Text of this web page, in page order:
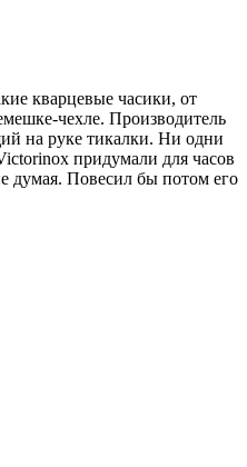
кварцевые часики, от
чехле. Производитель
на руке тикалки. Ни одни
придумали для часов
думая. Повесил бы потом его